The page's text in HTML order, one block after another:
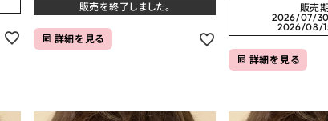
販売を終了しました。
詳細を見る
販売
2026/07/
2026/08/
詳細を見る